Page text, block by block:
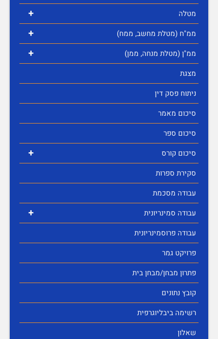
+ מטלה
+ ממ"ח (מטלת מחשב, ממח)
+
ממ"ן (מטלת מנחה, ממן)
מצגת
ניתוח פסק דין
סיכום מאמר
סיכום ספר
+
סיכום קורס
סקירת ספרות
עבודה מסכמת
+
עבודה סמינריונית
עבודה פרוסמינריונית
פרויקט גמר
פתרון מבחן/מבחן בית
קובץ נתונים
רשימה ביבליוגרפית
שאלון